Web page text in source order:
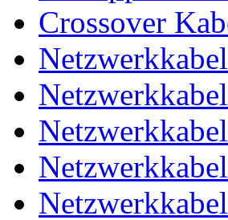
Crossover